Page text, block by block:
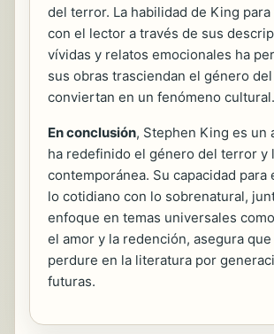
del terror. La habilidad de King
con el lector a través de sus
vívidas y relatos emocionales ha
sus obras trasciendan el género
conviertan en un fenómeno cultural.
En conclusión, Stephen King es un
ha redefinido el género del terror y
contemporánea. Su capacidad para
lo cotidiano con lo sobrenatural,
enfoque en temas universales
el amor y la redención, asegura
perdure en la literatura por
futuras.